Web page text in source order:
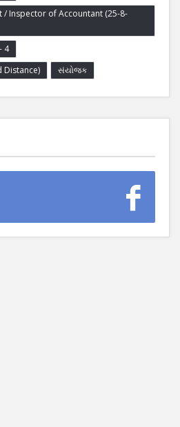
/ Inspector of Accountant (25-8-
4
સંયોજક